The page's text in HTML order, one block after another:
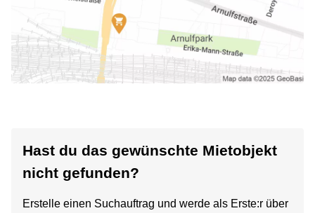
Hast du das gewünschte Mietobjekt
nicht gefunden?
Erstelle einen Suchauftrag und werde als Erste:r über